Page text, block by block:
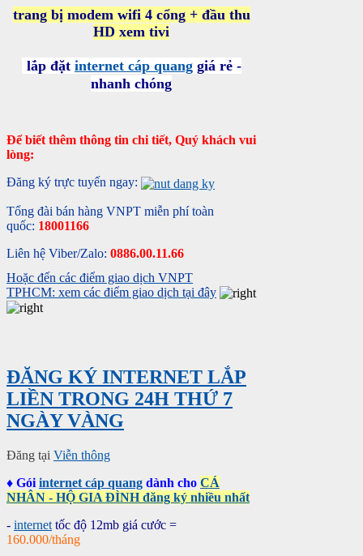
trang bị modem wifi 4 cổng + đầu thu
HD xem tivi
lắp đặt internet cáp quanggiá rẻ -
nhanh chóng
Để biết thêm thông tin chi tiết, Quý khách vui
lòng:
Đăng ký trực tuyến ngay:
Tổng đài bán hàng VNPT miễn phí toàn
quốc: 18001166
Liên hệ Viber/Zalo: 0886.00.11.66
Hoặc đến các điểm giao dịch VNPT
TPHCM: xem các điểm giao dịch tại đây
ĐĂNG KÝ INTERNET LẮP
LIỀN TRONG 24H THỨ 7
NGÀY VÀNG
Đăng tại Viễn thông
♦ Gói internet cáp quang dành cho CÁ
NHÂN - HỘ GIA ĐÌNH đăng ký nhiều nhất
- internet tốc độ 12mb giá cước =
160.000/tháng